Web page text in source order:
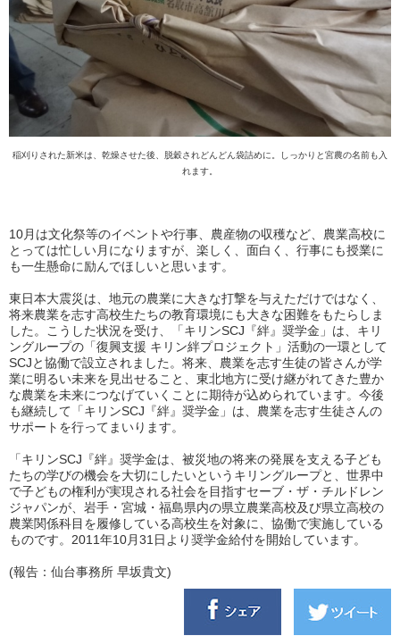
稲刈りされた新米は、乾燥させた後、脱穀されどんどん袋詰めに。しっかりと宮農の名前も入
れます。
10月は文化祭等のイベントや行事、農産物の収穫など、農業高校に
とっては忙しい月になりますが、楽しく、面白く、行事にも授業に
も一生懸命に励んでほしいと思います。
東日本大震災は、地元の農業に大きな打撃を与えただけではなく、
将来農業を志す高校生たちの教育環境にも大きな困難をもたらしま
した。こうした状況を受け、「キリンSCJ『絆』奨学金」は、キリ
ングループの「復興支援 キリン絆プロジェクト」活動の一環として
SCJと協働で設立されました。将来、農業を志す生徒の皆さんが学
業に明るい未来を見出せること、東北地方に受け継がれてきた豊か
な農業を未来につなげていくことに期待が込められています。今後
も継続して「キリンSCJ『絆』奨学金」は、農業を志す生徒さんの
サポートを行ってまいります。
「キリンSCJ『絆』奨学金は、被災地の将来の発展を支える子ども
たちの学びの機会を大切にしたいというキリングループと、世界中
で子どもの権利が実現される社会を目指すセーブ・ザ・チルドレン
ジャパンが、岩手・宮城・福島県内の県立農業高校及び県立高校の
農業関係科目を履修している高校生を対象に、協働で実施している
ものです。2011年10月31日より奨学金給付を開始しています。
(報告：仙台事務所 早坂貴文)